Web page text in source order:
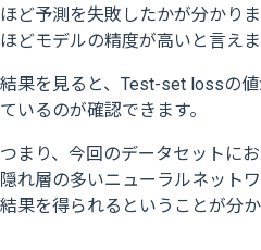
ほど予測を失敗したかが分かり
ほどモデルの精度が高いと言えま
結果を見ると、Test-set lossの
ているのが確認できます。
つまり、今回のデータセットに
隠れ層の多いニューラルネット
結果を得られるということが分か